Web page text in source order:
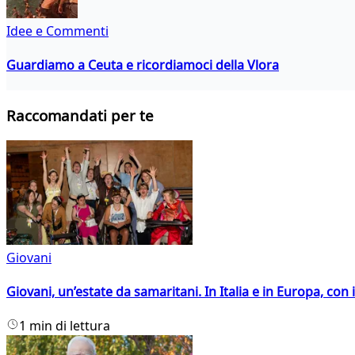
Idee e Commenti
Guardiamo a Ceuta e ricordiamoci della Vlora
Raccomandati per te
Giovani
Giovani, un’estate da samaritani. In Italia e in Europa,
1 min di lettura